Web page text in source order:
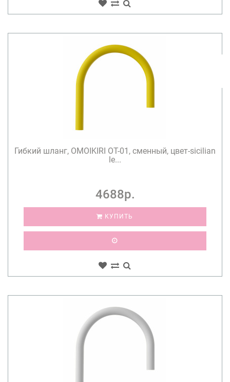
Гибкий шланг, OMOIKIRI OT-01, сменный, цвет-sicilian
le...
4688р.
КУПИТЬ